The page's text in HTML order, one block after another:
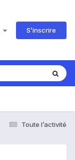
S’inscrire
Toute l’activité